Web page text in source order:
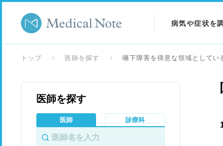
病気や症状を
トップ 医師を探す 嚥下障害を得意な領域としてい
医師を探す
医師 診療科